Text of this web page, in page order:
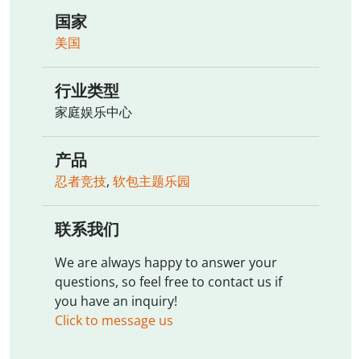
国家
美国
行业类型
家庭娱乐中心
产品
忍者竞技, 软包主题乐园
联系我们
We are always happy to answer your
questions, so feel free to contact us if
you have an inquiry!
Click to message us